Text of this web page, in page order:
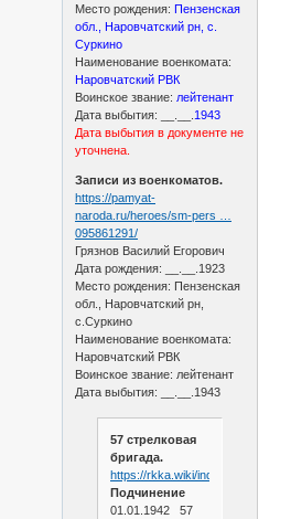
Место рождения:Пензенская
обл., Наровчатский рн, с.
Суркино
Наименование военкомата:
Наровчатский РВК
Воинское звание: лейтенант
Дата выбытия: __.__. 1943
Дата выбытия в документе не
уточнена.
Записи из военкоматов.
https://pamyat-
naroda.ru/heroes/sm-pers …
095861291/
Грязнов Василий Егорович
Дата рождения: __.__.1923
Место рождения: Пензенская
обл., Наровчатский рн,
с.Суркино
Наименование военкомата:
Наровчатский РВК
Воинское звание: лейтенант
Дата выбытия: __.__.1943
57 стрелковая
бригада.
https://rkka.wiki/index.php/
Подчинение
01.01.1942 57